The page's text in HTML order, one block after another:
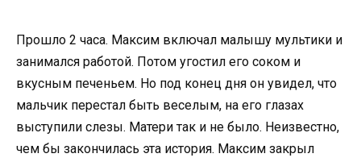
Прошло 2 часа. Максим включал малышу мультики и
занимался работой. Потом угостил его соком и
вкусным печеньем. Но под конец дня он увидел, что
мальчик перестал быть веселым, на его глазах
выступили слезы. Матери так и не было. Неизвестно,
чем бы закончилась эта история. Максим закрыл